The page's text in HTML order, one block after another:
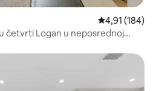
Prosječna
4,91 (184)
četvrti Logan u neposrednoj
s oznakom „Odabrali gosti”